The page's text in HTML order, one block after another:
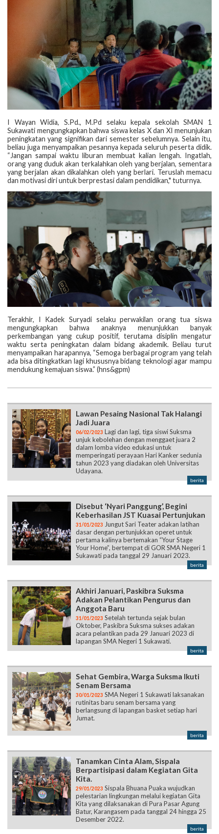
I Wayan Widia, S.Pd., M.Pd selaku kepala sekolah SMAN 1
Sukawati mengungkapkan bahwa siswa kelas X dan XI menunjukan
peningkatan yang signifikan dari semester sebelumnya. Selain itu,
beliau juga menyampaikan pesannya kepada seluruh peserta didik.
“Jangan sampai waktu liburan membuat kalian lengah. Ingatlah,
orang yang duduk akan terkalahkan oleh yang berjalan, sementara
yang berjalan akan dikalahkan oleh yang berlari. Teruslah memacu
dan motivasi diri untuk berprestasi dalam pendidikan," tuturnya.
Terakhir, I Kadek Suryadi selaku perwakilan orang tua siswa
mengungkapkan bahwa anaknya menunjukkan banyak
perkembangan yang cukup positif, terutama disiplin mengatur
waktu serta peningkatan dalam bidang akademik. Beliau turut
menyampaikan harapannya, “Semoga berbagai program yang telah
ada bisa ditingkatkan lagi khususnya bidang teknologi agar mampu
mendukung kemajuan siswa.” (hns&gpm)
Lawan Pesaing Nasional Tak Halangi
Jadi Juara
06/02/2023 Lagi dan lagi, tiga siswi Suksma
unjuk kebolehan dengan menggaet juara 2
dalam lomba video edukasi untuk
memperingati perayaan Hari Kanker sedunia
tahun 2023 yang diadakan oleh Universitas
Udayana.
berita
Disebut ‘Nyari Panggung’, Begini
Keberhasilan JST Kuasai Pertunjukan
31/01/2023 Jungut Sari Teater adakan latihan
dasar dengan pertunjukkan operet untuk
pertama kalinya bertemakan “Your Stage
Your Home”, bertempat di GOR SMA Negeri 1
Sukawati pada tanggal 29 Januari 2023.
berita
Akhiri Januari, Paskibra Suksma
Adakan Pelantikan Pengurus dan
Anggota Baru
31/01/2023 Setelah tertunda sejak bulan
Oktober, Paskibra Suksma sukses adakan
acara pelantikan pada 29 Januari 2023 di
lapangan SMA Negeri 1 Sukawati.
berita
Sehat Gembira, Warga Suksma Ikuti
Senam Bersama
30/01/2023 SMA Negeri 1 Sukawati laksanakan
rutinitas baru senam bersama yang
berlangsung di lapangan basket setiap hari
Jumat.
berita
Tanamkan Cinta Alam, Sispala
Berpartisipasi dalam Kegiatan Gita
Kita.
29/01/2023 Sispala Bhuana Puaka wujudkan
pelestarian lingkungan melalui kegiatan Gita
Kita yang dilaksanakan di Pura Pasar Agung
Batur, Karangasem pada tanggal 24 hingga 25
Desember 2022.
berita